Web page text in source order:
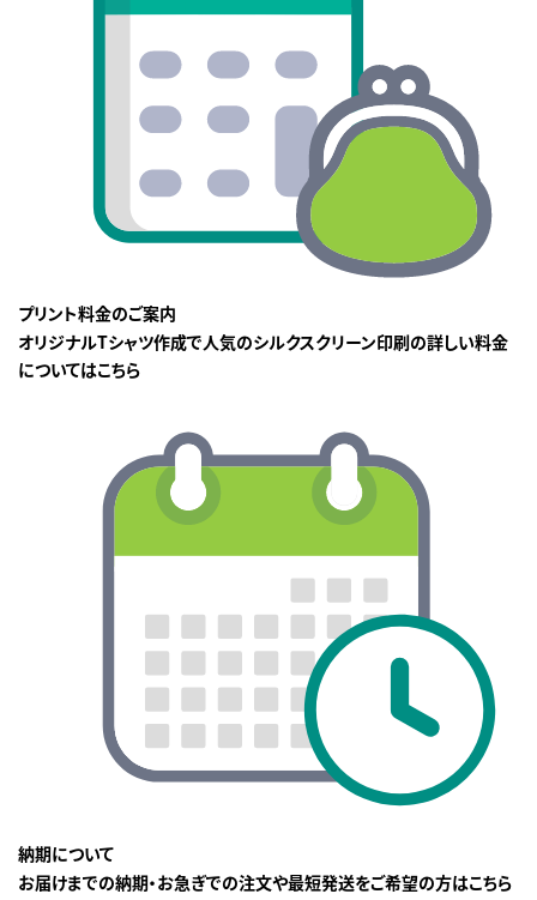
プリント料金のご案内
オリジナルTシャツ作成で人気のシルクスクリーン印刷の詳しい料金
についてはこちら
納期について
お届けまでの納期・お急ぎでの注文や最短発送をご希望の方はこちら